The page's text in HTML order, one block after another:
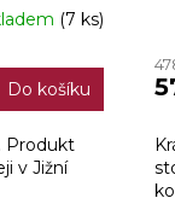
(7 ks)
Do košíku
Produkt
v Jižní